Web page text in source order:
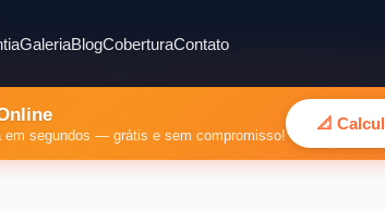
GaleriaBlogCoberturaContato
em segundos — grátis e sem compromisso!
📐